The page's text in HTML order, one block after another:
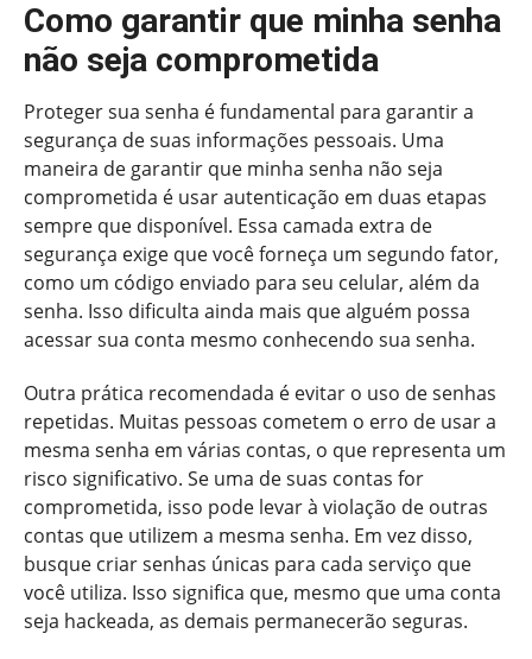
Como garantir que minha senha
não seja comprometida
Proteger sua senha é fundamental para garantir a
segurança de suas informações pessoais. Uma
maneira de garantir que minha senha não seja
comprometida é usar autenticação em duas etapas
sempre que disponível. Essa camada extra de
segurança exige que você forneça um segundo fator,
como um código enviado para seu celular, além da
senha. Isso dificulta ainda mais que alguém possa
acessar sua conta mesmo conhecendo sua senha.
Outra prática recomendada é evitar o uso de senhas
repetidas. Muitas pessoas cometem o erro de usar a
mesma senha em várias contas, o que representa um
risco significativo. Se uma de suas contas for
comprometida, isso pode levar à violação de outras
contas que utilizem a mesma senha. Em vez disso,
busque criar senhas únicas para cada serviço que
você utiliza. Isso significa que, mesmo que uma conta
seja hackeada, as demais permanecerão seguras.